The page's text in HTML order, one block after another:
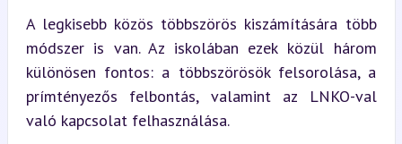
A legkisebb közös többszörös kiszámítására több
módszer is van. Az iskolában ezek közül három
különösen fontos: a többszörösök felsorolása, a
prímtényezős felbontás, valamint az LNKO-val
való kapcsolat felhasználása.